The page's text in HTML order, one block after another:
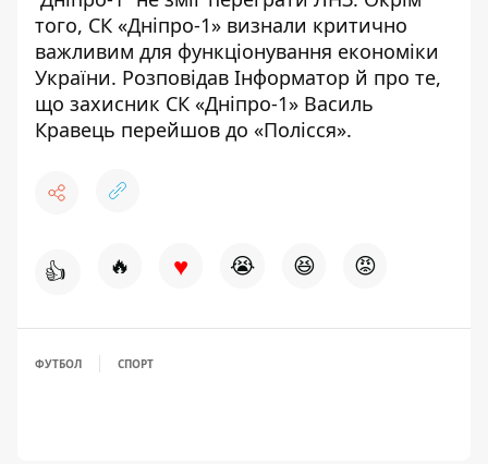
того, СК «Дніпро-1» визнали критично
важливим для функціонування економіки
України. Розповідав Інформатор й про те,
що захисник СК «Дніпро-1» Василь
Кравець перейшов до «Полісся».
👍 🔥 ♥ 😭 😆 😡
ФУТБОЛ СПОРТ